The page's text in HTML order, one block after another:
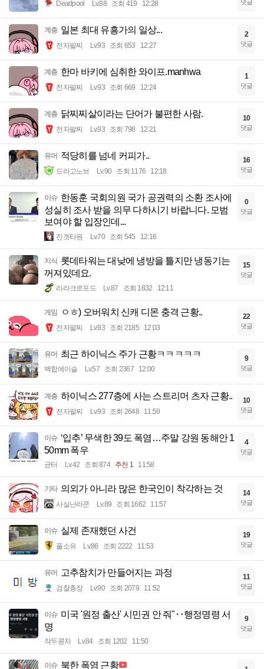
Deadpool Lv.88 조회 419 12:28 댓글
계층 일본 최대 유흥가의 일상...
전자팔찌 Lv.93 조회 653 12:27
2
댓글
계층 한마 바키에 심취한 와이프.manhwa
전자팔찌 Lv.93 조회 669 12:24
1
댓글
계층 닭찌찌살이라는 단어가 불편한 사람.
전자팔찌 Lv.93 조회 798 12:21
10
댓글
유머 적당히를 넘네 커피가..
드라고노브 Lv.90 조회 1176 12:18
16
댓글
이슈 한동훈 국회의원 국가 공권력의 소환 조사에
성실히 조사 받을 의무 다하시기 바랍니다. 모범
보여야 할 입장인데...
진겟타원 Lv.70 조회 545 12:16
0
댓글
지식
롯데타워는 대낮에 냉방을 틀지만 냉동기는
꺼져있데요.
라라크로포드 Lv.87 조회 1832 12:11
15
댓글
게임 ㅇㅎ) 오버워치 신캐 디몬 충격 근황..
전자팔찌 Lv.93 조회 2185 12:03
22
댓글
유머 최근 하이닉스 주가 근황ㅋㅋㅋㅋㅋ
백합에이슬 Lv.57 조회 2367 12:00
9
댓글
계층 하이닉스 277층에 사는 스트리머 츠자 근황..
전자팔찌 Lv.93 조회 2648 11:59
10
댓글
이슈 ‘입추’ 무색한 39도 폭염…주말 강원 동해안 1
50mm 폭우
균터 Lv.42 조회 874 추천 1 11:58
4
댓글
기타 의외가 아니라 많은 한국인이 착각하는 것
사실난라쿤 Lv.89 조회 1662 11:57
14
댓글
이슈 실제 존재했던 사건
풀소유 Lv.86 조회 2222 11:53
19
댓글
유머 고추참치가 만들어지는 과정
검찰총장 Lv.90 조회 2079 11:52
11
댓글
이슈 미국 '원정 출산' 시민권 안 줘"‥행정명령 서
명
작두콩차 Lv.84 조회 1202 11:50
9
댓글
이슈 북한 폭염 근황